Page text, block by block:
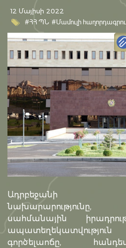
12 Մայիսի 2022
#ՀՀ ՊՆ #Մամուլի
Ադրբեջանի
նախարարությունը,
սահմանային
գործելաոճը,